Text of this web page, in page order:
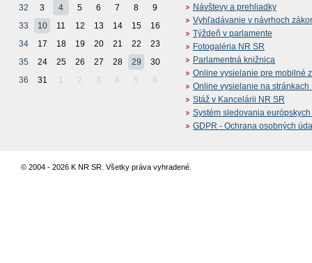
32
3 4 5 6 7 8
9
33
10 11 12 13 14 15
16
34
17 18 19 20 21 22
23
35
24 25 26 27 28 29
30
36
31 1 2 3 4 5 6
Návštevy a prehliadky
Vyhľadávanie v návrhoch
Týždeň v parlamente
Fotogaléria NR SR
Parlamentná knižnica
Online vysielanie pre mobilné
Online vysielanie na stránkach
Stáž v Kancelárii NR SR
Systém sledovania
GDPR - Ochrana osobných
© 2004 - 2026 K NR SR. Všetky práva vyhradené.